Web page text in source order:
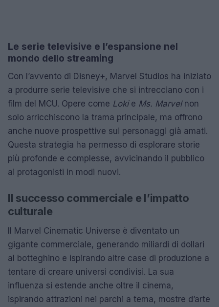
Le serie televisive e l’espansione nel
mondo dello streaming
Con l’avvento di Disney+, Marvel Studios ha iniziato
a produrre serie televisive che si intrecciano con i
film del MCU. Opere come Lokie Ms. Marvelnon
solo arricchiscono la trama principale, ma offrono
anche nuove prospettive sui personaggi già amati.
Questa strategia ha permesso di esplorare storie
più profonde e complesse, avvicinando il pubblico
ai protagonisti in modi nuovi.
Il successo commerciale e l’impatto
culturale
Il Marvel Cinematic Universe è diventato un
gigante commerciale, generando miliardi di dollari
al botteghino e ispirando altre case di produzione a
tentare di creare universi condivisi. La sua
influenza si estende anche oltre il cinema,
ispirando attrazioni nei parchi a tema, mostre d’arte